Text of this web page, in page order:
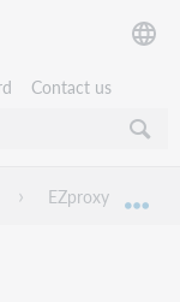
Contact us
EZproxy